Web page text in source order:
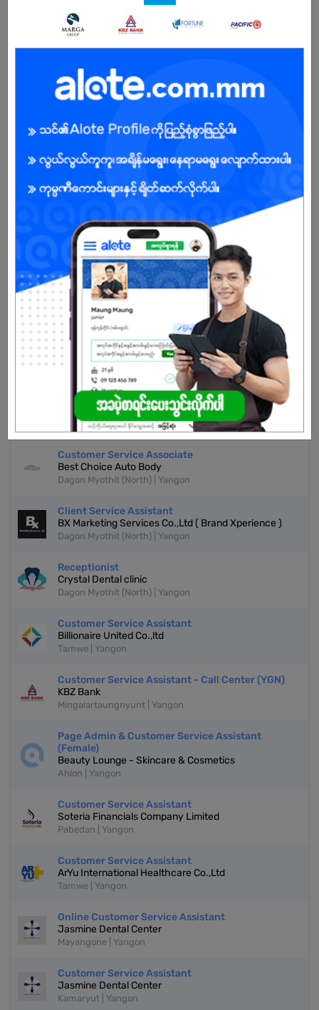
Night Shift – 450,000 MMK +
Open To : Male/Female
Already Expired
Don't have an account?
REGISTER NOW!
More Similar Jobs
Customer Service Associate
Best Choice Auto Body
Dagon Myothit (North) | Yangon
Client Service Assistant
BX Marketing Services Co.,Ltd ( Brand Xperience )
Dagon Myothit (North) | Yangon
Receptionist
Crystal Dental clinic
Dagon Myothit (North) | Yangon
Customer Service Assistant
Billionaire United Co.,ltd
Tamwe | Yangon
Customer Service Assistant - Call Center (YGN)
KBZ Bank
Mingalartaungnyunt | Yangon
Page Admin & Customer Service Assistant
(Female)
Beauty Lounge - Skincare & Cosmetics
Ahlon | Yangon
Customer Service Assistant
Soteria Financials Company Limited
Pabedan | Yangon
Customer Service Assistant
ArYu International Healthcare Co.,Ltd
Tamwe | Yangon
Online Customer Service Assistant
Jasmine Dental Center
Mayangone | Yangon
Customer Service Assistant
Jasmine Dental Center
Kamaryut | Yangon